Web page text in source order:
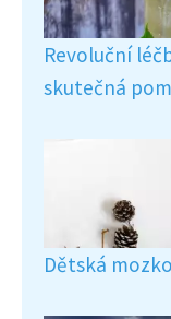
Revoluční
skutečná
Dětská